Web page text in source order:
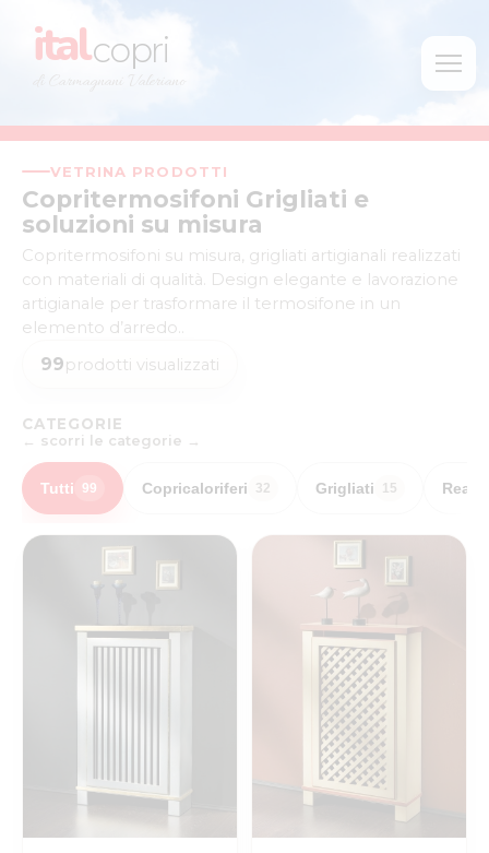
italcopri
di Carmagnani Valeriano
VETRINA PRODOTTI
Copritermosifoni Grigliati e
soluzioni su misura
Copritermosifoni su misura, grigliati artigianali realizzati
con materiali di qualità. Design elegante e lavorazione
artigianale per trasformare il termosifone in un
elemento d’arredo..
99prodotti visualizzati
CATEGORIE
← scorri le categorie →
Tutti 99 Copricaloriferi 32 Grigliati 15